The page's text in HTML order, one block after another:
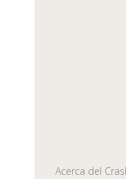
Acerca del